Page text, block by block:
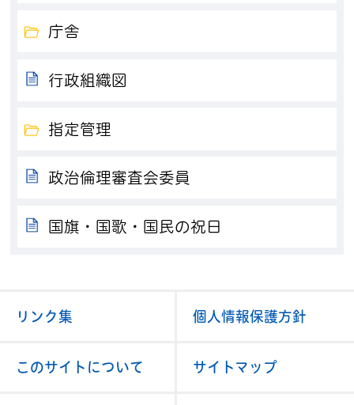
庁舎
行政組織図
指定管理
政治倫理審査会委員
国旗・国歌・国民の祝日
リンク集 個人情報保護方針
このサイトについて サイトマップ